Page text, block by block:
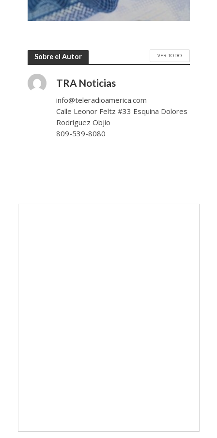
Sobre el Autor VER TODO
TRA Noticias
info@teleradioamerica.com
Calle Leonor Feltz #33 Esquina Dolores
Rodríguez Objio
809-539-8080